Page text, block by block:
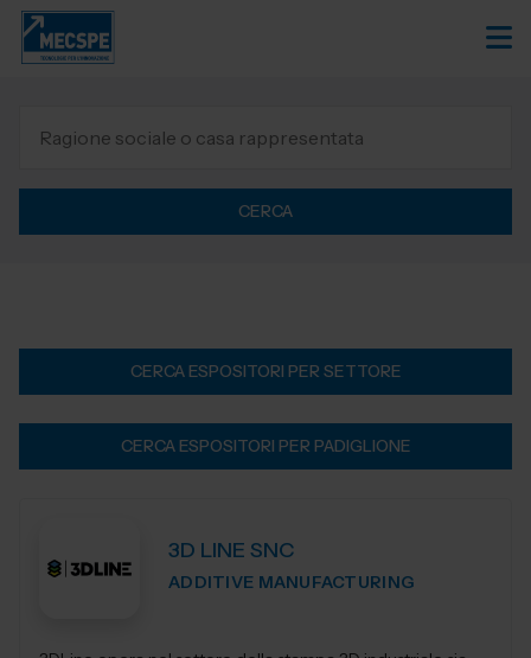
CERCA
CERCA ESPOSITORI PER SETTORE
CERCA ESPOSITORI PER PADIGLIONE
3D LINE SNC
ADDITIVE MANUFACTURING